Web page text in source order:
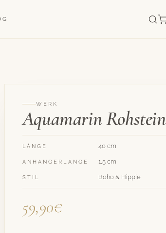
WERK
Aquamarin Rohstein
LÄNGE 40 cm
ANHÄNGERLÄNGE 1,5 cm
STIL Boho & Hippie
59,90€